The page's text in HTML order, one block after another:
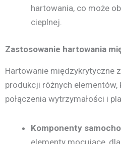
hartowania, co może
cieplnej.
Zastosowanie hartowania
Hartowanie międzykrytyczne
produkcji różnych elementów,
połączenia wytrzymałości i
Komponenty
elementy mocujące,